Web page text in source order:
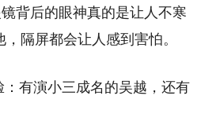
背后的眼神真的是让人不寒
隔屏都会让人感到害怕。